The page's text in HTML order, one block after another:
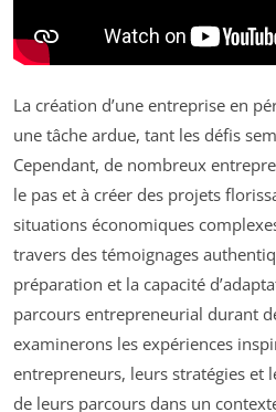
La création d’une entreprise en
une tâche ardue, tant les défis
Cependant, de nombreux
le pas et à créer des projets
situations économiques
travers des témoignages
préparation et la capacité
parcours entrepreneurial durant
examinerons les expériences
entrepreneurs, leurs stratégies et
de leurs parcours dans un